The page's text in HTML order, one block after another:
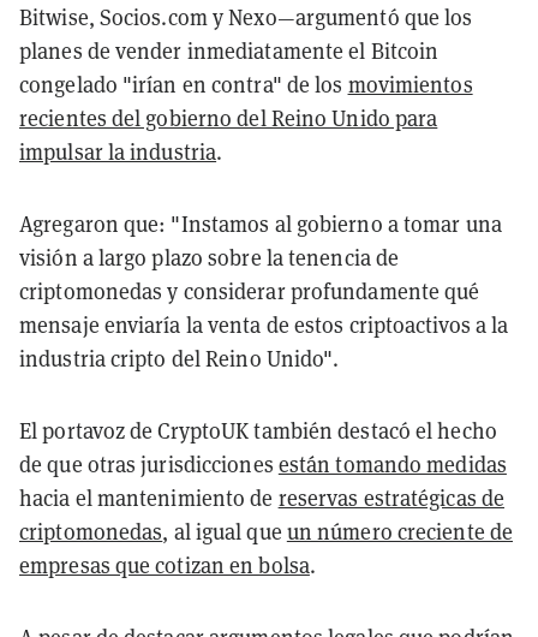
Bitwise, Socios.com y Nexo—argumentó que los
planes de vender inmediatamente el Bitcoin
congelado "irían en contra" de los movimientos
recientes del gobierno del Reino Unido para
impulsar la industria.
Agregaron que: "Instamos al gobierno a tomar una
visión a largo plazo sobre la tenencia de
criptomonedas y considerar profundamente qué
mensaje enviaría la venta de estos criptoactivos a la
industria cripto del Reino Unido".
El portavoz de CryptoUK también destacó el hecho
de que otras jurisdicciones están tomando medidas
hacia el mantenimiento de reservas estratégicas de
criptomonedas, al igual que un número creciente de
empresas que cotizan en bolsa.